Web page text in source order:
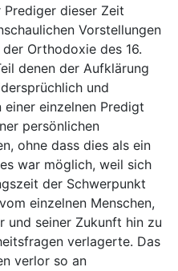
Prediger dieser Zeit
Vorstellungen
Orthodoxie des 16.
denen der Aufklärung
und
einer einzelnen Predigt
persönlichen
ohne dass dies als ein
war möglich, weil sich
der Schwerpunkt
einzelnen Menschen,
und seiner Zukunft hin zu
verlagerte. Das
verlor so an